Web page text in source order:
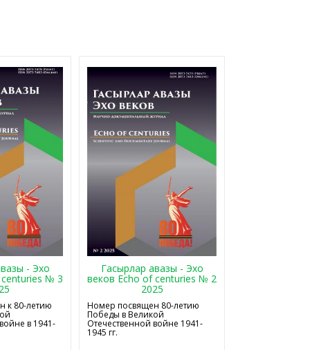
- Эхо
№ 3
к 80-летию
в 1941-
Гасырлар авазы - Эхо
веков Echo of centuries № 2
2025
Номер посвящен 80-летию
Победы в Великой
Отечественной войне 1941-
1945 гг.